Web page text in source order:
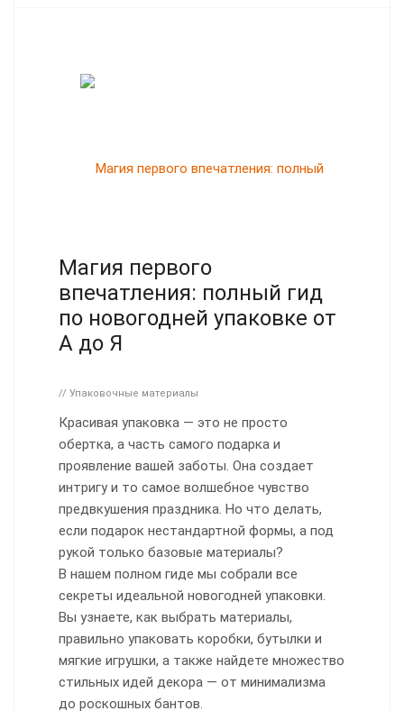
Магия первого
впечатления: полный гид
по новогодней упаковке от
А до Я
// Упаковочные материалы
Красивая упаковка — это не просто
обертка, а часть самого подарка и
проявление вашей заботы. Она создает
интригу и то самое волшебное чувство
предвкушения праздника. Но что делать,
если подарок нестандартной формы, а под
рукой только базовые материалы?
В нашем полном гиде мы собрали все
секреты идеальной новогодней упаковки.
Вы узнаете, как выбрать материалы,
правильно упаковать коробки, бутылки и
мягкие игрушки, а также найдете множество
стильных идей декора — от минимализма
до роскошных бантов.